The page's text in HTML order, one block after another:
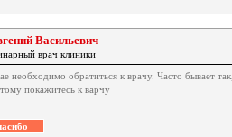
Васильевич
врач клиники
необходимо обратиться к врачу. Часто бывает
покажитесь к варчу